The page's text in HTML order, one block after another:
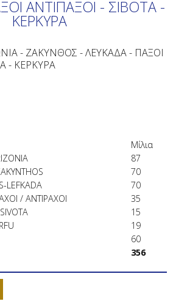
ΑΝΤΙΠΑΞΟΙ - ΣΙΒΟΤΑ -
ΚΕΡΚΥΡΑ
Μίλια
87
70
LEFKADA
70
/ ANTIPAXOI
35
15
19
60
356